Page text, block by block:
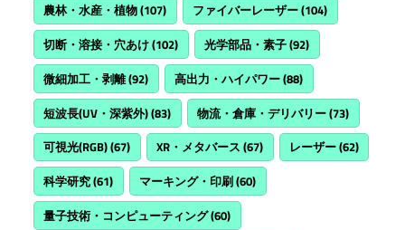
農林・水産・植物(107) ファイバーレーザー(104)
切断・溶接・穴あけ(102) 光学部品・素子(92)
微細加工・剥離(92) 高出力・ハイパワー(88)
短波長(UV・深紫外)(83) 物流・倉庫・デリバリー(73)
可視光(RGB)(67) XR・メタバース (67) レーザー(62)
科学研究(61) マーキング・印刷(60)
量子技術・コンピューティング(60)